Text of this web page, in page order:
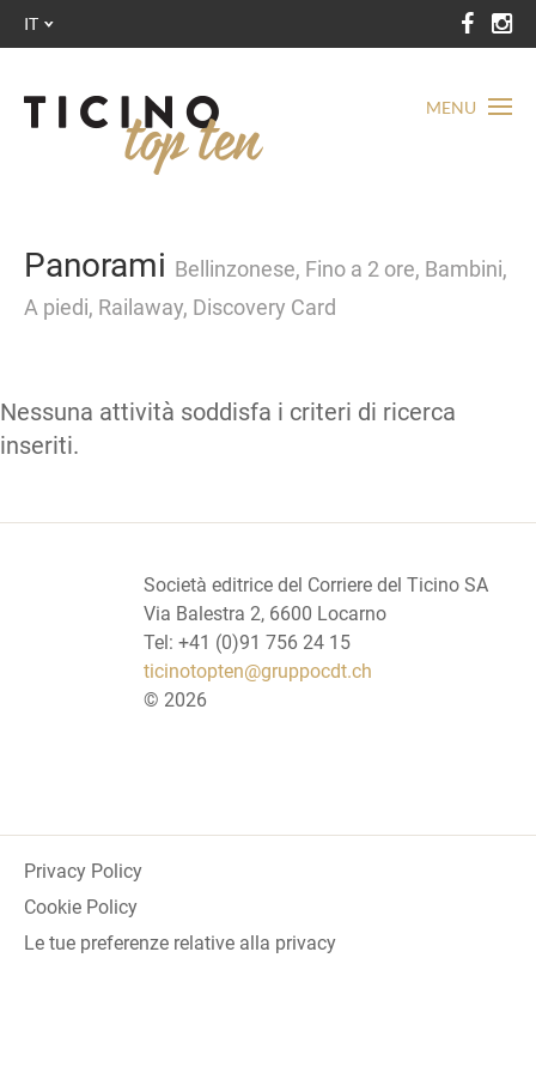
MENU
IT
Panorami Bellinzonese, Fino a 2 ore, Bambini,
A piedi, Railaway, Discovery Card
Nessuna attività soddisfa i criteri di ricerca
inseriti.
Società editrice del Corriere del Ticino SA
Via Balestra 2, 6600 Locarno
Tel: +41 (0)91 756 24 15
ticinotopten@gruppocdt.ch
© 2026
Privacy Policy
Cookie Policy
Le tue preferenze relative alla privacy